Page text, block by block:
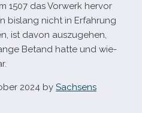
1507 das Vorwerk her­vor
bis­lang nicht in Erfahrung
ist davon aus­zu­ge­hen,
Betand hatte und wie­
2024 by Sachsens